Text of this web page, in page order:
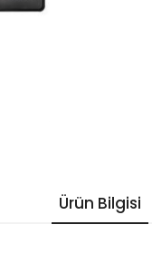
Ürün Bilgisi